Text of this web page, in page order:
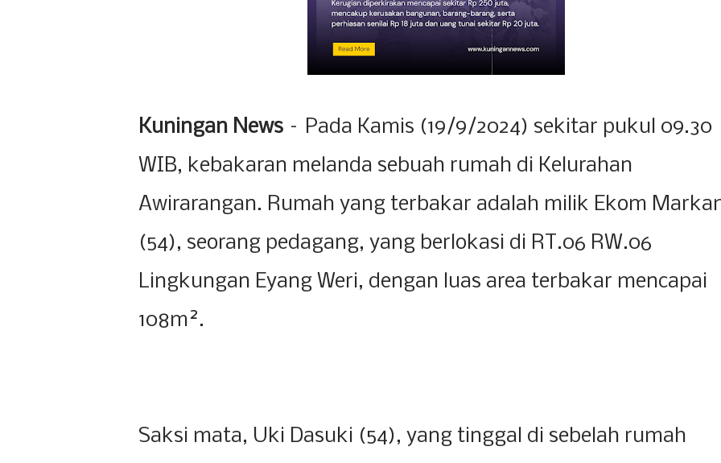
Kuningan News – Pada Kamis (19/9/2024) sekitar pukul 09.30
WIB, kebakaran melanda sebuah rumah di Kelurahan
Awirarangan. Rumah yang terbakar adalah milik Ekom
(54), seorang pedagang, yang berlokasi di RT.06 RW.06
Lingkungan Eyang Weri, dengan luas area terbakar mencapai
108m².
Saksi mata, Uki Dasuki (54), yang tinggal di sebelah rumah